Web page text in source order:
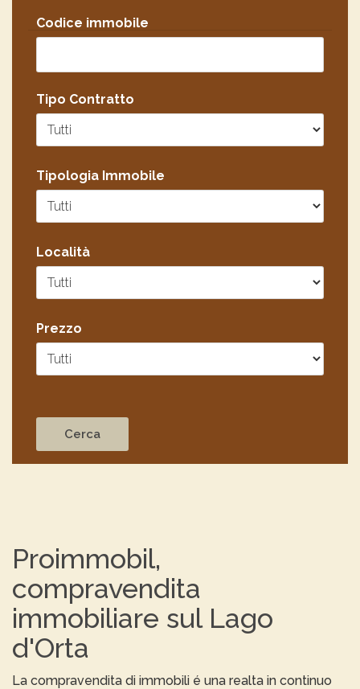
Codice immobile
Tipo Contratto
Tipologia Immobile
Località
Prezzo
Proimmobil,
compravendita
immobiliare sul Lago
d'Orta
La compravendita di immobili é una realtа in continuo